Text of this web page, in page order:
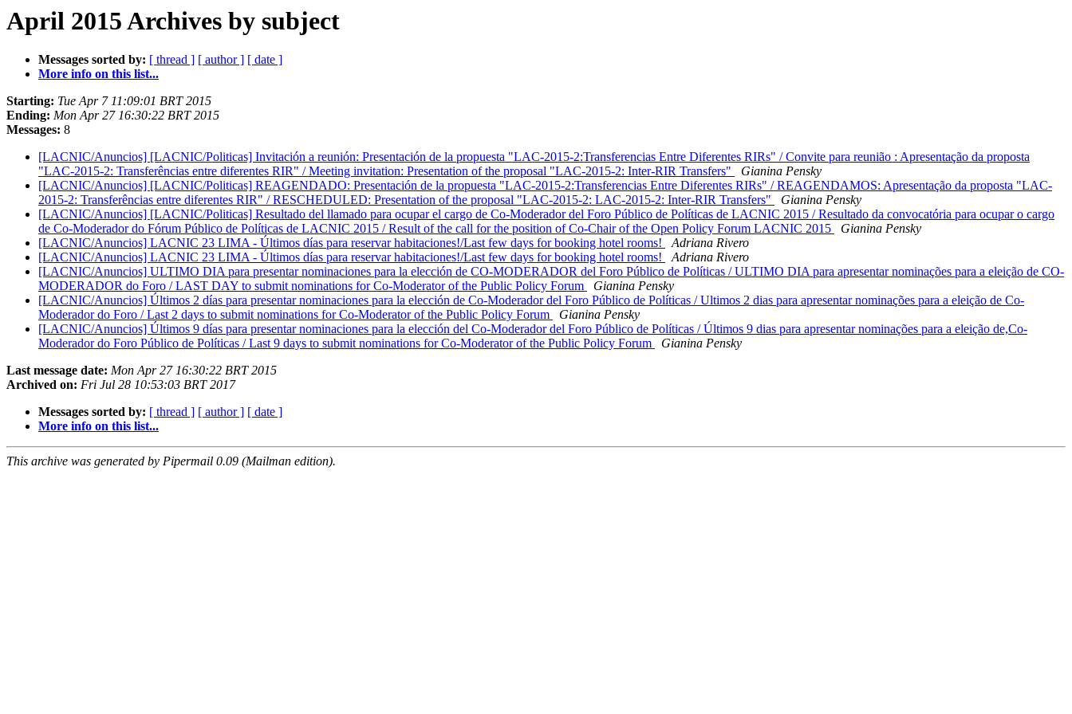
April 2015 Archives by subject
Messages sorted by: [ thread ] [ author ] [ date ]
More info on this list...
Starting: Tue Apr 7 11:09:01 BRT 2015
Ending: Mon Apr 27 16:30:22 BRT 2015
Messages: 8
[LACNIC/Anuncios] [LACNIC/Politicas] Invitación a reunión: Presentación de la propuesta "LAC-2015-2:Transferencias Entre Diferentes RIRs" / Convite para reunião : Apresentação da proposta
"LAC-2015-2: Transferências entre diferentes RIR" / Meeting invitation: Presentation of the proposal "LAC-2015-2: Inter-RIR Transfers"
Gianina Pensky
[LACNIC/Anuncios] [LACNIC/Politicas] REAGENDADO: Presentación de la propuesta "LAC-2015-2:Transferencias Entre Diferentes RIRs" / REAGENDAMOS: Apresentação da proposta "LAC-
2015-2: Transferências entre diferentes RIR" / RESCHEDULED: Presentation of the proposal "LAC-2015-2: LAC-2015-2: Inter-RIR Transfers"
Gianina Pensky
[LACNIC/Anuncios] [LACNIC/Politicas] Resultado del llamado para ocupar el cargo de Co-Moderador del Foro Público de Políticas de LACNIC 2015 / Resultado da convocatória para ocupar o cargo
de Co-Moderador do Fórum Público de Políticas de LACNIC 2015 / Result of the call for the position of Co-Chair of the Open Policy Forum LACNIC 2015
Gianina Pensky
[LACNIC/Anuncios] LACNIC 23 LIMA - Últimos días para reservar habitaciones!/Last few days for booking hotel rooms!
Adriana Rivero
[LACNIC/Anuncios] LACNIC 23 LIMA - Últimos días para reservar habitaciones!/Last few days for booking hotel rooms!
Adriana Rivero
[LACNIC/Anuncios] ULTIMO DIA para presentar nominaciones para la elección de CO-MODERADOR del Foro Público de Políticas / ULTIMO DIA para apresentar nominações para a eleição de CO-
MODERADOR do Foro / LAST DAY to submit nominations for Co-Moderator of the Public Policy Forum
Gianina Pensky
[LACNIC/Anuncios] Últimos 2 días para presentar nominaciones para la elección de Co-Moderador del Foro Público de Políticas / Ultimos 2 dias para apresentar nominações para a eleição de Co-
Moderador do Foro / Last 2 days to submit nominations for Co-Moderator of the Public Policy Forum
Gianina Pensky
[LACNIC/Anuncios] Últimos 9 días para presentar nominaciones para la elección del Co-Moderador del Foro Público de Políticas / Últimos 9 dias para apresentar nominações para a eleição de,Co-
Moderador do Foro Público de Políticas / Last 9 days to submit nominations for Co-Moderator of the Public Policy Forum
Gianina Pensky
Last message date: Mon Apr 27 16:30:22 BRT 2015
Archived on: Fri Jul 28 10:53:03 BRT 2017
Messages sorted by: [ thread ] [ author ] [ date ]
More info on this list...
This archive was generated by Pipermail 0.09 (Mailman edition).